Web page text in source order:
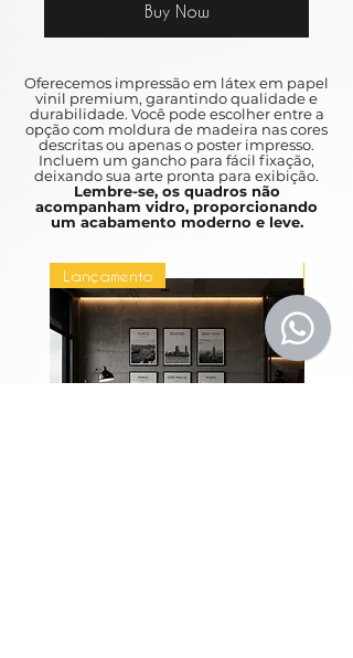
Buy Now
Oferecemos impressão em látex em papel
vinil premium, garantindo qualidade e
durabilidade. Você pode escolher entre a
opção com moldura de madeira nas cores
descritas ou apenas o poster impresso.
Incluem um gancho para fácil fixação,
deixando sua arte pronta para exibição.
Lembre-se, os quadros não
acompanham vidro, proporcionando
um acabamento moderno e leve.
Lançamento